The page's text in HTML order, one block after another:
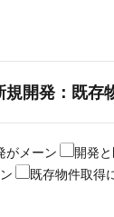
規開発：既存
がメーン
開発
既存物件取得